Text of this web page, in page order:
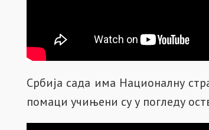
Србија сада има Националну
помаци учињени су у погледу